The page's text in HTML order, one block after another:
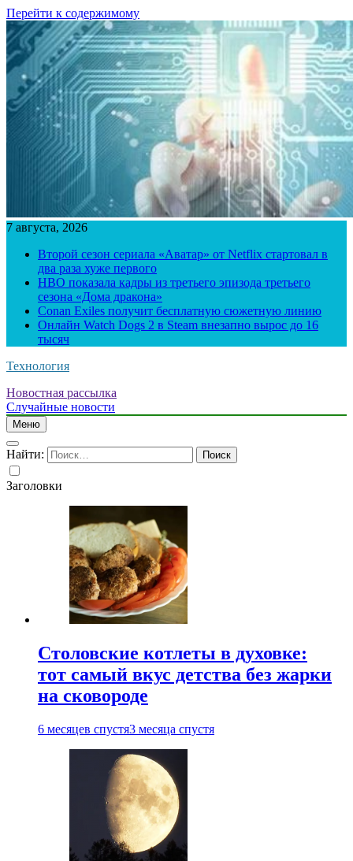
Перейти к содержимому
7 августа, 2026
Второй сезон сериала «Аватар» от Netflix стартовал в
два раза хуже первого
HBO показала кадры из третьего эпизода третьего
сезона «Дома дракона»
Conan Exiles получит бесплатную сюжетную линию
Онлайн Watch Dogs 2 в Steam внезапно вырос до 16
тысяч
Технология
Новостная рассылка
Случайные новости
Меню
Найти:
Заголовки
Столовские котлеты в духовке:
тот самый вкус детства без жарки
на сковороде
6 месяцев спустя3 месяца спустя